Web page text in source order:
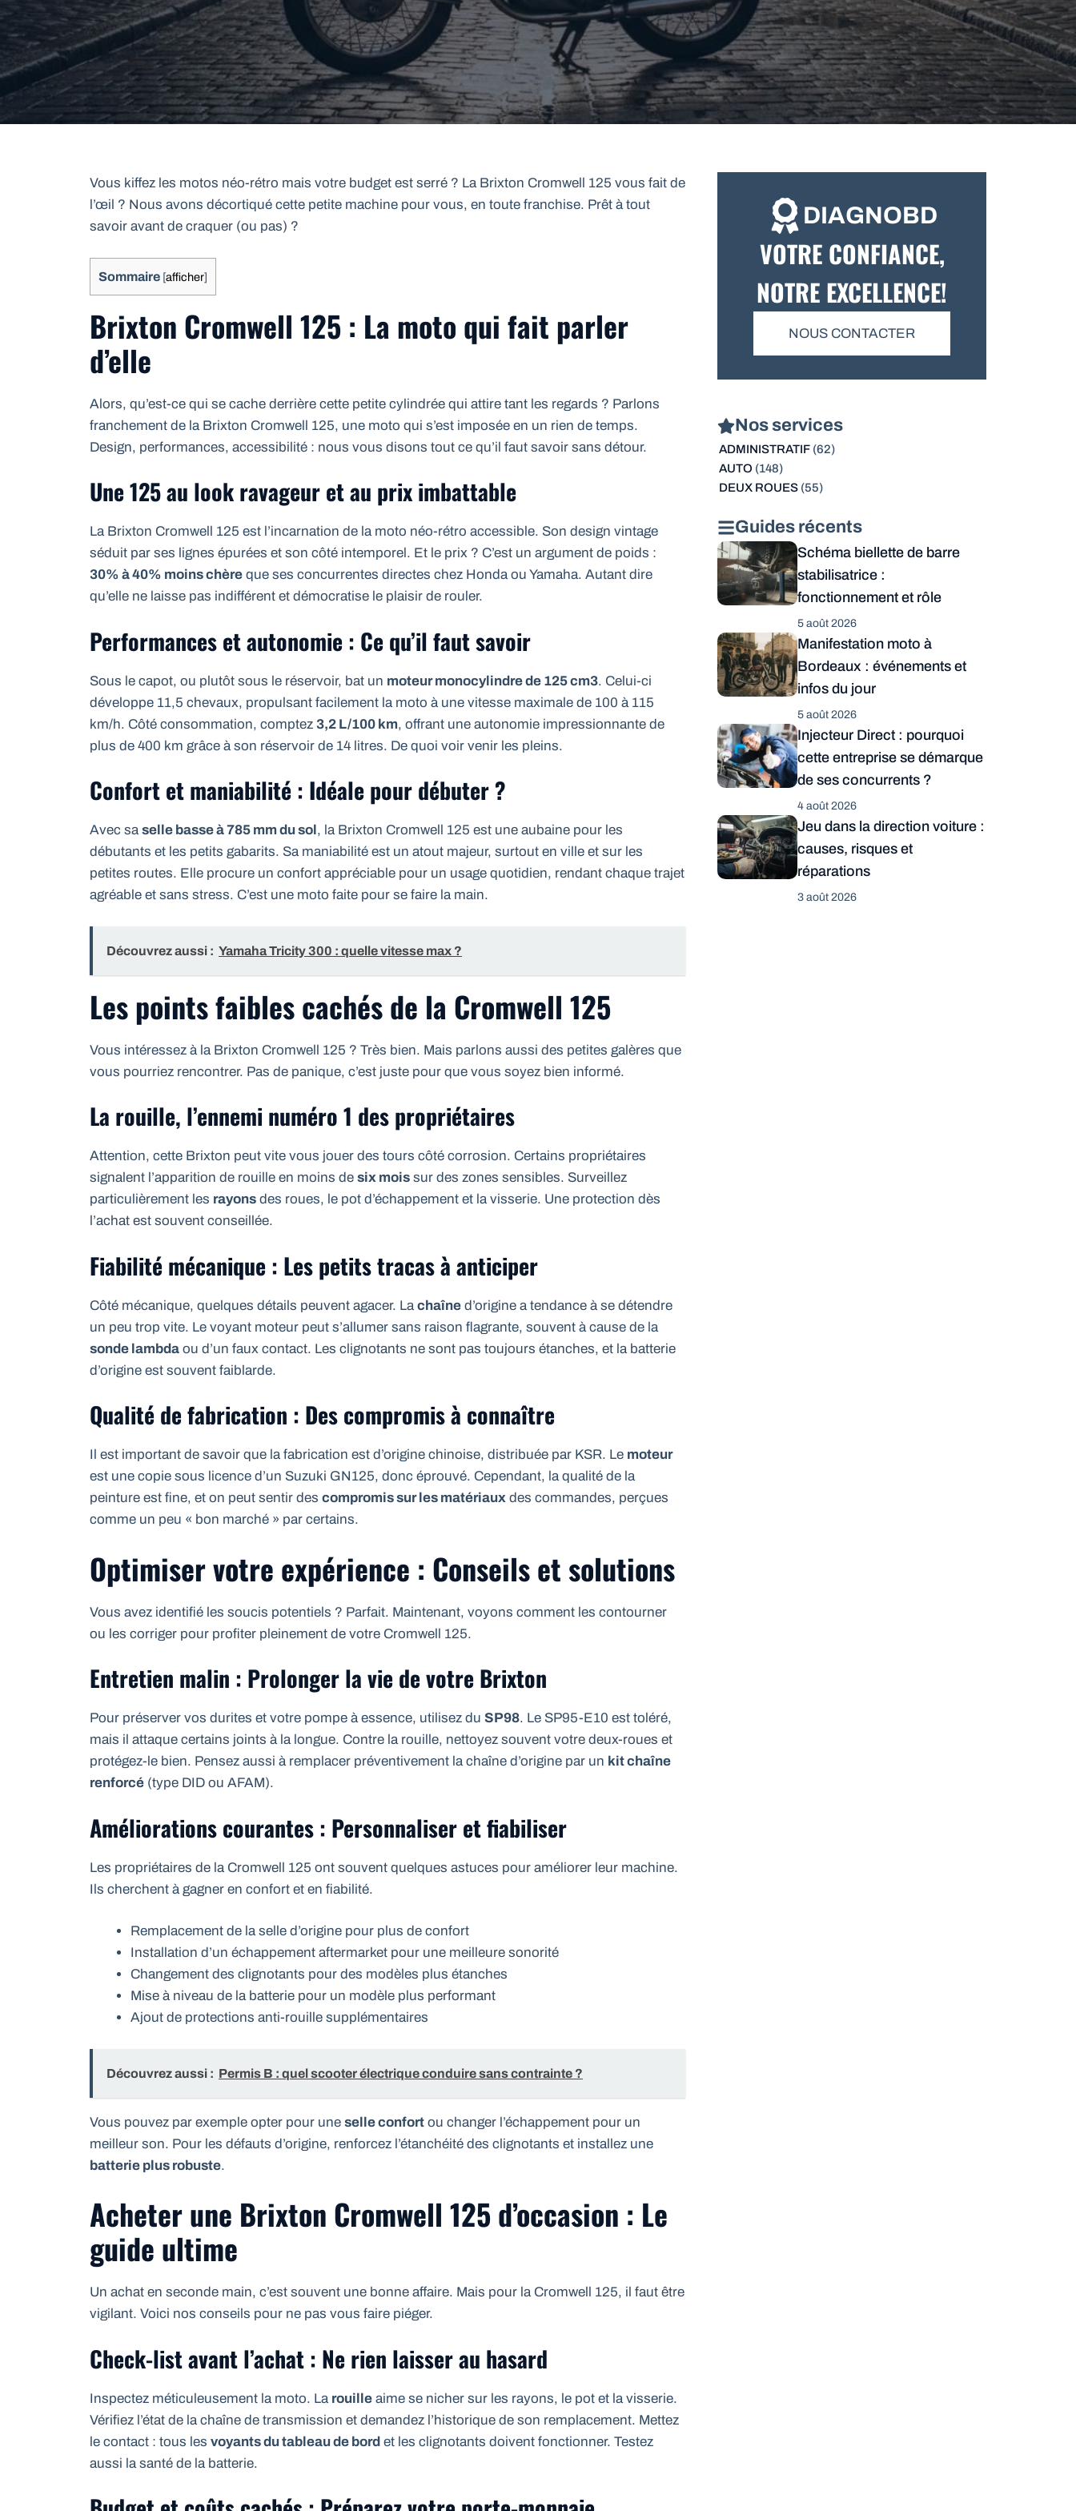
Vous kiffez les motos néo-rétro mais votre budget est serré ? La Brixton Cromwell 125 vous fait de
l’œil ? Nous avons décortiqué cette petite machine pour vous, en toute franchise. Prêt à tout
savoir avant de craquer (ou pas) ?
Sommaire [afficher]
Brixton Cromwell 125 : La moto qui fait parler
d’elle
Alors, qu’est-ce qui se cache derrière cette petite cylindrée qui attire tant les regards ? Parlons
franchement de la Brixton Cromwell 125, une moto qui s’est imposée en un rien de temps.
Design, performances, accessibilité : nous vous disons tout ce qu’il faut savoir sans détour.
Une 125 au look ravageur et au prix imbattable
La Brixton Cromwell 125 est l’incarnation de la moto néo-rétro accessible. Son design vintage
séduit par ses lignes épurées et son côté intemporel. Et le prix ? C’est un argument de poids :
30% à 40% moins chère que ses concurrentes directes chez Honda ou Yamaha. Autant dire
qu’elle ne laisse pas indifférent et démocratise le plaisir de rouler.
Performances et autonomie : Ce qu’il faut savoir
Sous le capot, ou plutôt sous le réservoir, bat un moteur monocylindre de 125 cm3. Celui-ci
développe 11,5 chevaux, propulsant facilement la moto à une vitesse maximale de 100 à 115
km/h. Côté consommation, comptez 3,2 L/100 km, offrant une autonomie impressionnante de
plus de 400 km grâce à son réservoir de 14 litres. De quoi voir venir les pleins.
Confort et maniabilité : Idéale pour débuter ?
Avec saselle basse à 785 mm du sol, la Brixton Cromwell 125 est une aubaine pour les
débutants et les petits gabarits. Sa maniabilité est un atout majeur, surtout en ville et sur les
petites routes. Elle procure un confort appréciable pour un usage quotidien, rendant chaque trajet
agréable et sans stress. C’est une moto faite pour se faire la main.
Découvrez aussi : Yamaha Tricity 300 : quelle vitesse max ?
Les points faibles cachés de la Cromwell 125
Vous intéressez à la Brixton Cromwell 125 ? Très bien. Mais parlons aussi des petites galères que
vous pourriez rencontrer. Pas de panique, c’est juste pour que vous soyez bien informé.
La rouille, l’ennemi numéro 1 des propriétaires
Attention, cette Brixton peut vite vous jouer des tours côté corrosion. Certains propriétaires
signalent l’apparition de rouille en moins de six mois sur des zones sensibles. Surveillez
particulièrement les rayons des roues, le pot d’échappement et la visserie. Une protection dès
l’achat est souvent conseillée.
Fiabilité mécanique : Les petits tracas à anticiper
Côté mécanique, quelques détails peuvent agacer. La chaîne d’origine a tendance à se détendre
un peu trop vite. Le voyant moteur peut s’allumer sans raison flagrante, souvent à cause de la
sonde lambda ou d’un faux contact. Les clignotants ne sont pas toujours étanches, et la batterie
d’origine est souvent faiblarde.
Qualité de fabrication : Des compromis à connaître
Il est important de savoir que la fabrication est d’origine chinoise, distribuée par KSR. Le moteur
est une copie sous licence d’un Suzuki GN125, donc éprouvé. Cependant, la qualité de la
peinture est fine, et on peut sentir des compromis sur les matériaux des commandes, perçues
comme un peu « bon marché » par certains.
Optimiser votre expérience : Conseils et solutions
Vous avez identifié les soucis potentiels ? Parfait. Maintenant, voyons comment les contourner
ou les corriger pour profiter pleinement de votre Cromwell 125.
Entretien malin : Prolonger la vie de votre Brixton
Pour préserver vos durites et votre pompe à essence, utilisez du SP98. Le SP95-E10 est toléré,
mais il attaque certains joints à la longue. Contre la rouille, nettoyez souvent votre deux-roues et
protégez-le bien. Pensez aussi à remplacer préventivement la chaîne d’origine par un kit chaîne
renforcé (type DID ou AFAM).
Améliorations courantes : Personnaliser et fiabiliser
Les propriétaires de la Cromwell 125 ont souvent quelques astuces pour améliorer leur machine.
Ils cherchent à gagner en confort et en fiabilité.
Remplacement de la selle d’origine pour plus de confort
Installation d’un échappement aftermarket pour une meilleure sonorité
Changement des clignotants pour des modèles plus étanches
Mise à niveau de la batterie pour un modèle plus performant
Ajout de protections anti-rouille supplémentaires
Découvrez aussi : Permis B : quel scooter électrique conduire sans contrainte ?
Vous pouvez par exemple opter pour une selle confort ou changer l’échappement pour un
meilleur son. Pour les défauts d’origine, renforcez l’étanchéité des clignotants et installez une
batterie plus robuste.
Acheter une Brixton Cromwell 125 d’occasion : Le
guide ultime
Un achat en seconde main, c’est souvent une bonne affaire. Mais pour la Cromwell 125, il faut être
vigilant. Voici nos conseils pour ne pas vous faire piéger.
Check-list avant l’achat : Ne rien laisser au hasard
Inspectez méticuleusement la moto. La rouille aime se nicher sur les rayons, le pot et la visserie.
Vérifiez l’état de la chaîne de transmission et demandez l’historique de son remplacement. Mettez
le contact : tous les voyants du tableau de bord et les clignotants doivent fonctionner. Testez
aussi la santé de la batterie.
DIAGNOBD
VOTRE CONFIANCE,
NOTRE EXCELLENCE!
NOUS CONTACTER
Nos services
ADMINISTRATIF(62)
AUTO (148)
DEUX ROUES(55)
Guides récents
Schéma biellette de barre
stabilisatrice :
fonctionnement et rôle
5 août 2026
Manifestation moto à
Bordeaux : événements et
infos du jour
5 août 2026
Injecteur Direct : pourquoi
cette entreprise se démarque
de ses concurrents ?
4 août 2026
Jeu dans la direction voiture :
causes, risques et
réparations
3 août 2026